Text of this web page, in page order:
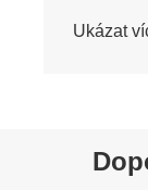
Ukázat